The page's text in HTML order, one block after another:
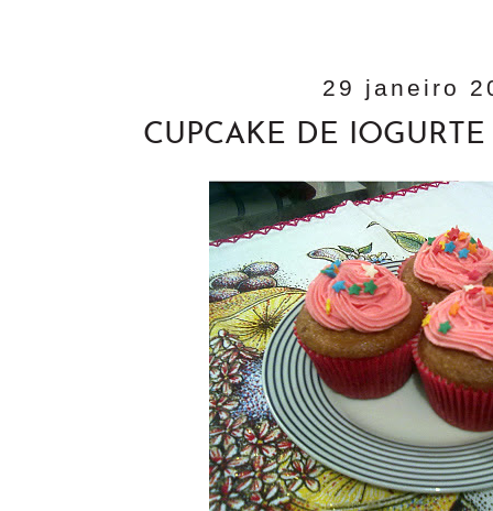
29 janeiro
CUPCAKE DE